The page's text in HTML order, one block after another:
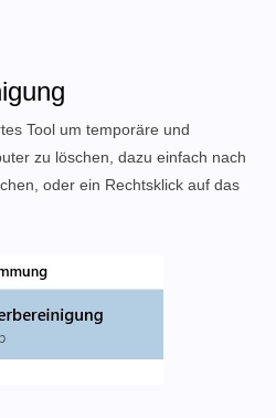
Tool um temporäre und
zu löschen, dazu einfach nach
oder ein Rechtsklick auf das